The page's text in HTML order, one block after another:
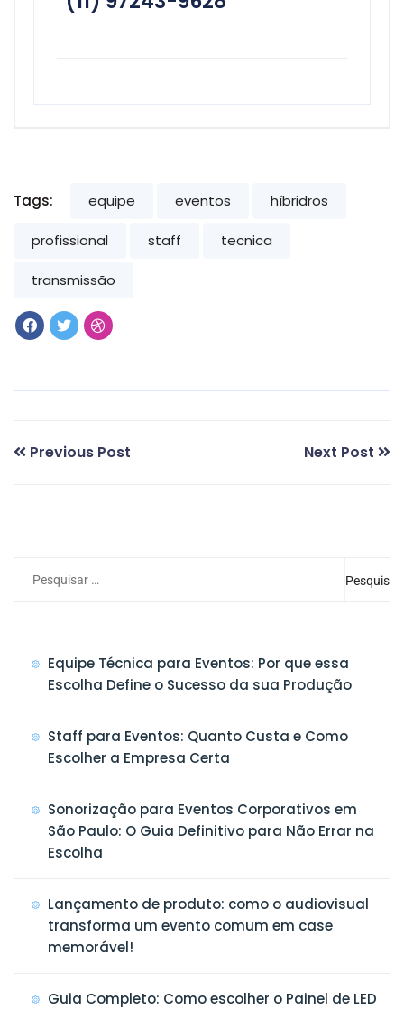
Tags: equipe eventos híbridros
profissional staff tecnica
transmissão
Previous Post Next Post
Equipe Técnica para Eventos: Por que essa
Escolha Define o Sucesso da sua Produção
Staff para Eventos: Quanto Custa e Como
Escolher a Empresa Certa
Sonorização para Eventos Corporativos em
São Paulo: O Guia Definitivo para Não Errar na
Escolha
Lançamento de produto: como o audiovisual
transforma um evento comum em case
memorável!
Guia Completo: Como escolher o Painel de LED